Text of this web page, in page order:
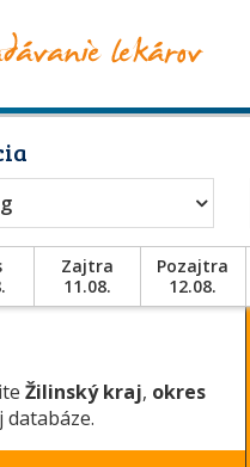
Zajtra
11.08.
Pozajtra
12.08.
Žilinský kraj, okres
databáze.